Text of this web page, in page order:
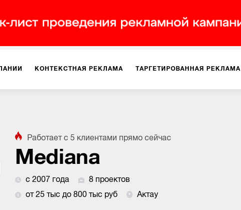
КОНТЕКСТНАЯ РЕКЛАМА ТАРГЕТИРОВАННАЯ РЕКЛАМА
РАБОТА С МАРКЕТПЛЕЙСАМИ
Работает с5 клиентами прямо сейчас
Mediana
с 2007 года
8 проектов
от 25 тыс до 800 тыс руб
Актау